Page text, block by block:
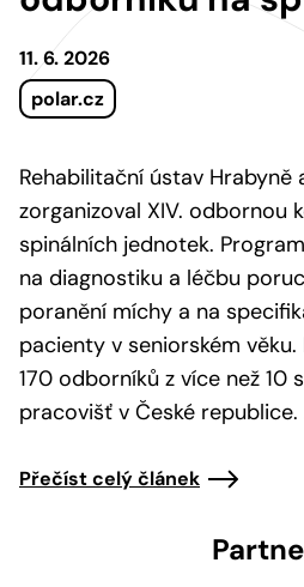
11. 6. 2026
polar.cz
Rehabilitační ústav Hrabyně
zorganizoval XIV. odbornou
spinálních jednotek.
na diagnostiku a léčbu
poranění míchy a na
pacienty v seniorském
170 odborníků z více než 10
pracovišť v České republice.
Přečíst celý článek